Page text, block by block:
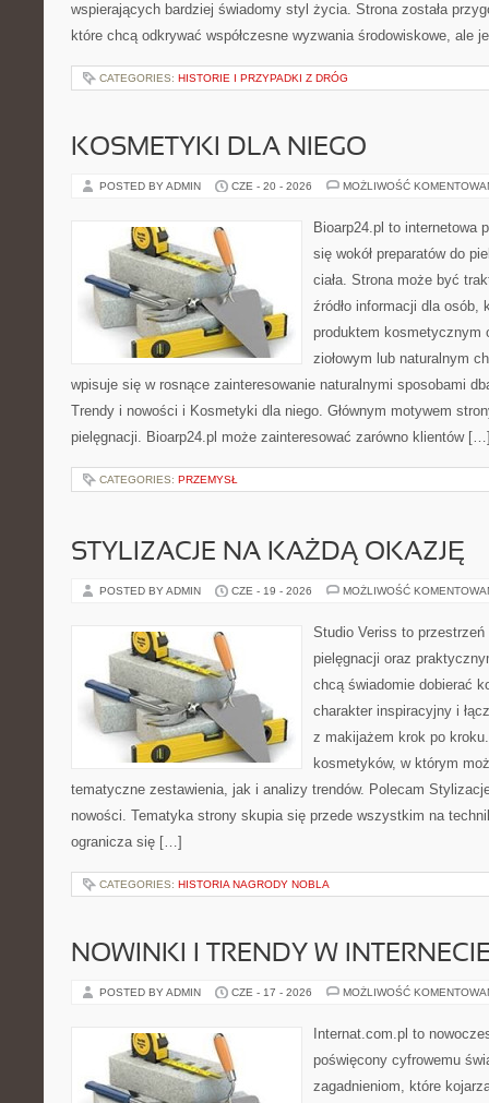
wspierających bardziej świadomy styl życia. Strona została
które chcą odkrywać współczesne wyzwania środowiskowe, ale
CATEGORIES: HISTORIE I PRZYPADKI Z DRÓG
KOSMETYKI DLA NIEGO
POSTED BY ADMIN CZE - 20 - 2026 MOŻLIWOŚĆ
Bioarp24.pl to internetowa
się wokół preparatów do
ciała. Strona może być
źródło informacji dla osób,
produktem kosmetycznym
ziołowym lub naturalnym
wpisuje się w rosnące zainteresowanie naturalnymi sposobami
Trendy i nowości i Kosmetyki dla niego. Głównym motywem
pielęgnacji. Bioarp24.pl może zainteresować zarówno klientów
CATEGORIES: PRZEMYSŁ
STYLIZACJE NA KAŻDĄ OKAZJĘ
POSTED BY ADMIN CZE - 19 - 2026 MOŻLIWOŚĆ
Studio Veriss to
pielęgnacji oraz
chcą świadomie dobierać
charakter inspiracyjny i
z makijażem krok po
kosmetyków, w którym
tematyczne zestawienia, jak i analizy trendów. Polecam
nowości. Tematyka strony skupia się przede wszystkim na
ogranicza się […]
CATEGORIES: HISTORIA NAGRODY NOBLA
NOWINKI I TRENDY W
POSTED BY ADMIN CZE - 17 - 2026 MOŻLIWOŚĆ
Internat.com.pl to
poświęcony cyfrowemu
zagadnieniom, które